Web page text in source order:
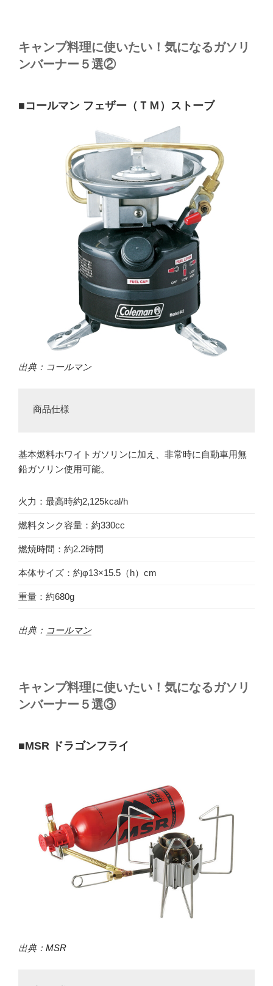
キャンプ料理に使いたい！気になるガソリ
ンバーナー５選②
■コールマン フェザー（ＴＭ）ストーブ
出典： コールマン
商品仕様
基本燃料ホワイトガソリンに加え、非常時に自動車用無
鉛ガソリン使用可能。
火力：最高時約2,125kcal/h
燃料タンク容量：約330cc
燃焼時間：約2.2時間
本体サイズ：約φ13×15.5（h）cm
重量：約680g
出典： コールマン
キャンプ料理に使いたい！気になるガソリ
ンバーナー５選③
■MSR ドラゴンフライ
出典： MSR